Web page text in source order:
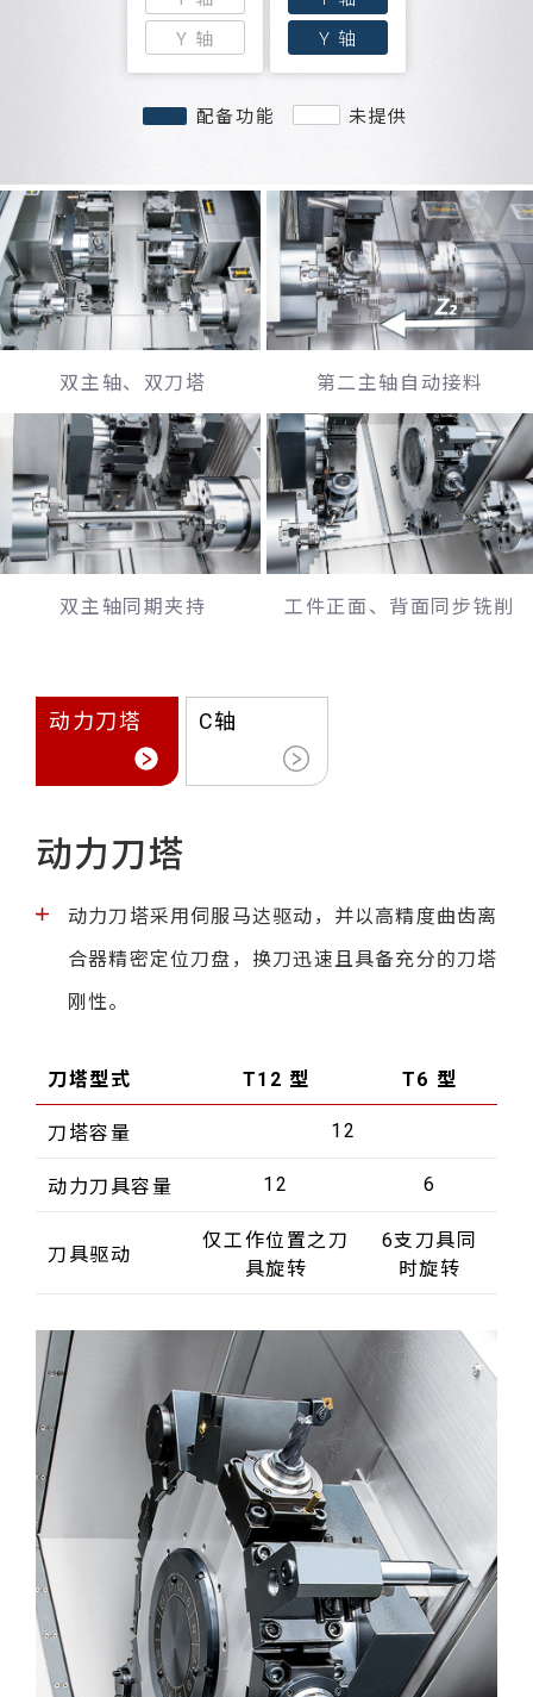
Y 轴
Y 轴
配备功能 未提供
双主轴、双刀塔 第二主轴 自动接料
双主轴同期夹持 工件正面、 背面同步铣削
动力刀塔 C轴
动力刀塔
动力刀塔采用伺服马达驱动，并以高精度曲齿离
合器精密定位刀盘，换刀迅速且具备充分的刀塔
刚性。
刀塔型式 T12 型 T6 型
刀塔容量 12
动力刀具容量 12 6
刀具驱动
仅工作位置之刀
具旋转
6支刀具同
时旋转